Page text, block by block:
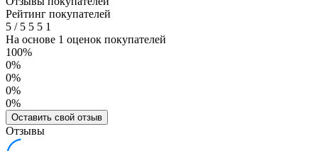
Рейтинг покупателей
5 /5 5 5 1
На основе 1 оценок покупателей
100%
0%
0%
0%
0%
Оставить свой отзыв
Отзывы